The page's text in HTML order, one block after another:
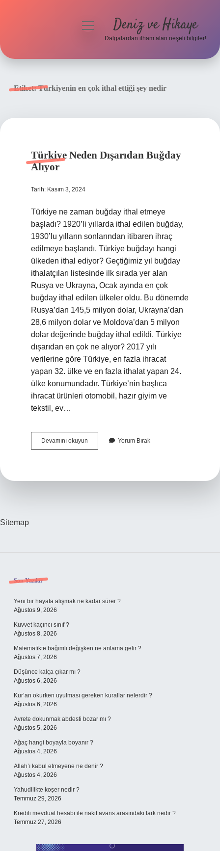
menüyü
Deniz ve Hikaye
Dalgalardan ilham alan neşeli bilgiler!
Etiket:Türkiyenin en çok ithal ettiği şey nedir
Türkiye Neden Dışarıdan Buğday
Alıyor
Tarih: Kasım 3, 2024
Türkiye ne zaman buğday ithal etmeye
başladı? 1920’li yıllarda ithal edilen buğday,
1930’lu yılların sonlarından itibaren ihraç
edilmeye başlandı. Türkiye buğdayı hangi
ülkeden ithal ediyor? Geçtiğimiz yıl buğday
ithalatçıları listesinde ilk sırada yer alan
Rusya ve Ukrayna, Ocak ayında en çok
buğday ithal edilen ülkeler oldu. Bu dönemde
Rusya’dan 145,5 milyon dolar, Ukrayna’dan
28,6 milyon dolar ve Moldova’dan 5 milyon
dolar değerinde buğday ithal edildi. Türkiye
dışarıdan en çok ne alıyor? 2017 yılı
verilerine göre Türkiye, en fazla ihracat
yapan 32. ülke ve en fazla ithalat yapan 24.
ülke konumundadır. Türkiye’nin başlıca
ihracat ürünleri otomobil, hazır giyim ve
tekstil, ev…
Devamını okuyun
Neden
Yorum Bırak
Sitemap
Sidebar
Son Yazılar
Yeni bir hayata alışmak ne kadar sürer ?
Ağustos 9, 2026
Kuvvet kaçıncı sınıf ?
Ağustos 8, 2026
Matematikte bağımlı değişken ne anlama gelir ?
Ağustos 7, 2026
Düşünce kalça çıkar mı ?
Ağustos 6, 2026
Kur’an okurken uyulması gereken kurallar nelerdir ?
Ağustos 6, 2026
Avrete dokunmak abdesti bozar mı ?
Ağustos 5, 2026
Ağaç hangi boyayla boyanır ?
Ağustos 4, 2026
Allah’ı kabul etmeyene ne denir ?
Ağustos 4, 2026
Yahudilikte koşer nedir ?
Temmuz 29, 2026
Kredili mevduat hesabı ile nakit avans arasındaki fark nedir ?
Temmuz 27, 2026